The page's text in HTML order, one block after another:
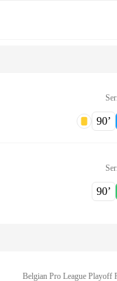
90‎’‎
90‎’‎